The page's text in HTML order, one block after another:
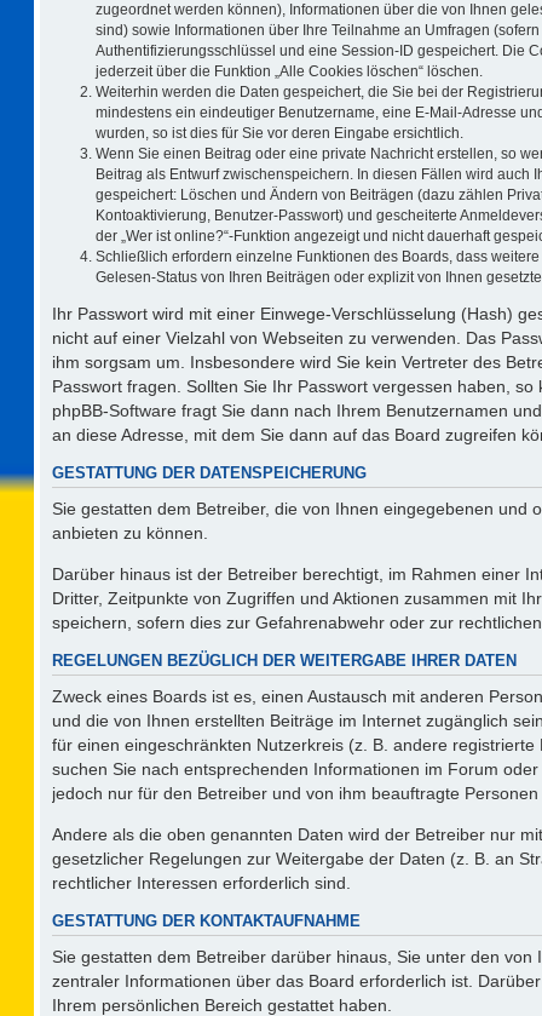
zugeordnet werden können), Informationen über die von Ihnen
sind) sowie Informationen über Ihre Teilnahme an Umfragen
Authentifizierungsschlüssel und eine Session-ID gespeichert. Die
jederzeit über die Funktion „Alle Cookies löschen“ löschen.
Weiterhin werden die Daten gespeichert, die Sie bei der
mindestens ein eindeutiger Benutzername, eine E-Mail-Adresse
wurden, so ist dies für Sie vor deren Eingabe ersichtlich.
Wenn Sie einen Beitrag oder eine private Nachricht erstellen, so
Beitrag als Entwurf zwischenspeichern. In diesen Fällen wird
gespeichert: Löschen und Ändern von Beiträgen (dazu zählen
Kontoaktivierung, Benutzer-Passwort) und gescheiterte
der „Wer ist online?“-Funktion angezeigt und nicht dauerhaft
Schließlich erfordern einzelne Funktionen des Boards, dass
Gelesen-Status von Ihren Beiträgen oder explizit von Ihnen
Ihr Passwort wird mit einer Einwege-Verschlüsselung (Hash)
nicht auf einer Vielzahl von Webseiten zu verwenden. Das
ihm sorgsam um. Insbesondere wird Sie kein Vertreter des
Passwort fragen. Sollten Sie Ihr Passwort vergessen haben,
phpBB-Software fragt Sie dann nach Ihrem Benutzernamen
an diese Adresse, mit dem Sie dann auf das Board zugreifen
GESTATTUNG DER DATENSPEICHERUNG
Sie gestatten dem Betreiber, die von Ihnen eingegebenen
anbieten zu können.
Darüber hinaus ist der Betreiber berechtigt, im Rahmen einer
Dritter, Zeitpunkte von Zugriffen und Aktionen zusammen mit
speichern, sofern dies zur Gefahrenabwehr oder zur
REGELUNGEN BEZÜGLICH DER WEITERGABE IHRER DATEN
Zweck eines Boards ist es, einen Austausch mit anderen
und die von Ihnen erstellten Beiträge im Internet zugänglich
für einen eingeschränkten Nutzerkreis (z. B. andere
suchen Sie nach entsprechenden Informationen im Forum
jedoch nur für den Betreiber und von ihm beauftragte
Andere als die oben genannten Daten wird der Betreiber nur
gesetzlicher Regelungen zur Weitergabe der Daten (z. B. an
rechtlicher Interessen erforderlich sind.
GESTATTUNG DER KONTAKTAUFNAHME
Sie gestatten dem Betreiber darüber hinaus, Sie unter den
zentraler Informationen über das Board erforderlich ist.
Ihrem persönlichen Bereich gestattet haben.